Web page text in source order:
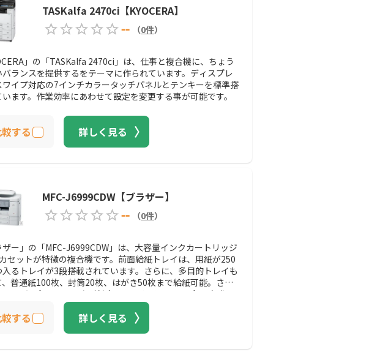
TASKalfa 2470ci【KYOCERA】
--
（0件）
」の「TASKalfa 2470ci」は、仕事と複合機に、ちょう
バランスを提供するをテーマに作られています。ディスプレ
ワイプ対応の7インチカラータッチパネルとテンキーを標準搭
ます。作業効率にあわせて設定を変更する事が可能です。
する 詳しく見る
MFC-J6999CDW【ブラザー】
--
（0件）
ザー」の「MFC-J6999CDW」は、大容量インクカートリッジ
セットが特徴の複合機です。前面給紙トレイは、用紙が250
るトレイが3段搭載されています。さらに、多目的トレイも
、普通紙100枚、封筒20枚、はがき50枚まで給紙可能。さま
サイズで印刷できる点が魅力。インクジェットの印刷方式を
いながら、15万枚印刷できる高耐久性を実現している実力派
する 詳しく見る